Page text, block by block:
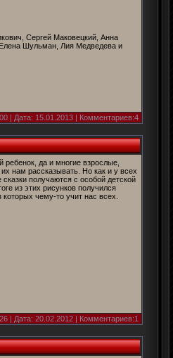
Сергей Маковецкий, Анна
Шульман, Лия Медведева и
| Дата: 15.01.2013 | Комментариев:4
да и многие взрослые,
нам рассказывать. Но как и у всех
получаются с особой детской
из этих рисунков получился
чему-то учит нас всех.
| Дата: 20.02.2012 | Комментариев:1